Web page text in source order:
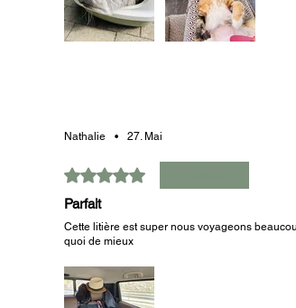
Nathalie • 27. Mai
Mit 5 von 5 Sternen bewertet.
Parfait
Cette litière est super nous voyageons
quoi de mieux